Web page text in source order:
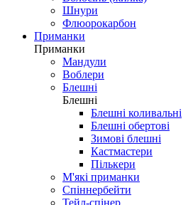
Шнури
Флюорокарбон
Приманки
Приманки
Мандули
Воблери
Блешні
Блешні
Блешні коливальні
Блешні обертові
Зимові блешні
Кастмастери
Пількери
М'які приманки
Спіннербейти
Тейл-спінер